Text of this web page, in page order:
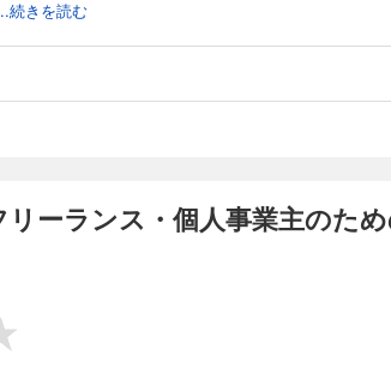
これまで売上1000万円以下の事業者は原則、免税事業者
上と一緒に受け取っていた消費税の納税義務はありま
の結果、発注数が減ったり無くなったりする可能性が
どのようなメリット・デメリットがあるのかわかりやす
わず、インボイス登録の判断が行えるように登録基
ます。
続きを読む
ーランス・個人事業主のた